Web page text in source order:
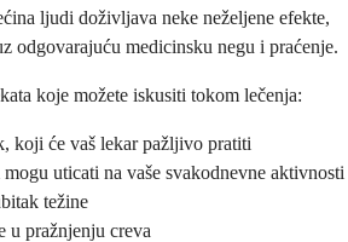
ljudi doživljava neke neželjene efekte,
odgovarajuću medicinsku negu i praćenje.
koje možete iskusiti tokom lečenja:
koji će vaš lekar pažljivo pratiti
uticati na vaše svakodnevne aktivnosti
težine
u pražnjenju creva